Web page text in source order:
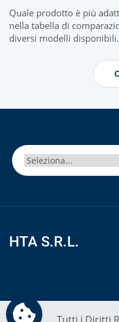
Quale prodotto è più
nella tabella di
diversi modelli disponibili.
HTA S.R.L.